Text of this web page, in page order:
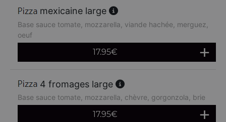
mexicaine large
Base sauce tomate, mozzarella, viande hachée, merguez,
oeuf
17.95€
4 fromages large
Base sauce tomate, mozzarella, chèvre, gorgonzola, brie
17.95€